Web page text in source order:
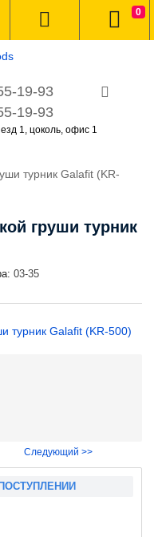
19-93
19-93
1, цоколь, офис 1
0
турник Galafit (KR-
груши турник
03-35
Следующий >>